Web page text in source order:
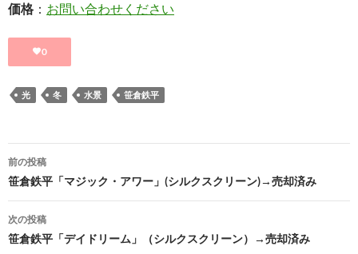
価格 ： お問い合わせください
0
光 冬 水景 笹倉鉄平
投
稿
ナ
ビ
前の投稿
笹倉鉄平「マジック・アワー」(シルクスクリーン)→売却済み
次の投稿
笹倉鉄平「デイドリーム」（シルクスクリーン）→売却済み